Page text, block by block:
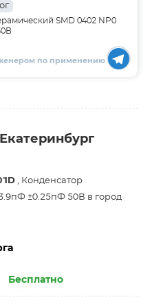
SMD 0402 NP0
по применению
, Конденсатор
±0.25пФ 50В в город
Бесплатно